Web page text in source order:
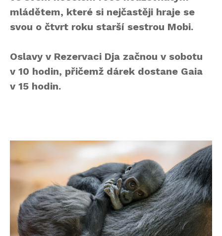
mládětem, které si nejčastěji hraje se
svou o čtvrt roku starší sestrou Mobi.
Oslavy v Rezervaci Dja začnou v sobotu
v 10 hodin, přičemž dárek dostane Gaia
v 15 hodin.